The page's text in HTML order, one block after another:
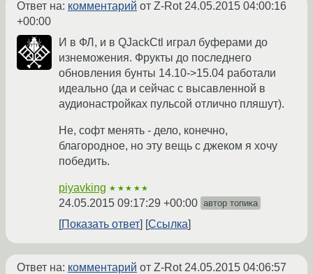
Ответ на: комментарий от Z-Rot24.05.2015 04:00:16
+00:00
И в ФЛ, и в QJackCtl играл буферами до
изнеможения. Фрукты до последнего
обновления бунты 14.10->15.04 работали
идеально (да и сейчас с высавленной в
аудионастройках пульсой отлично пляшут).
Не, софт менять - дело, конечно,
благородное, но эту вещь с джеком я хочу
победить.
piyavking ★★★★★
24.05.2015 09:17:29 +00:00 автор топика
Показать ответ Ссылка
Ответ на: комментарий от Z-Rot24.05.2015 04:06:57